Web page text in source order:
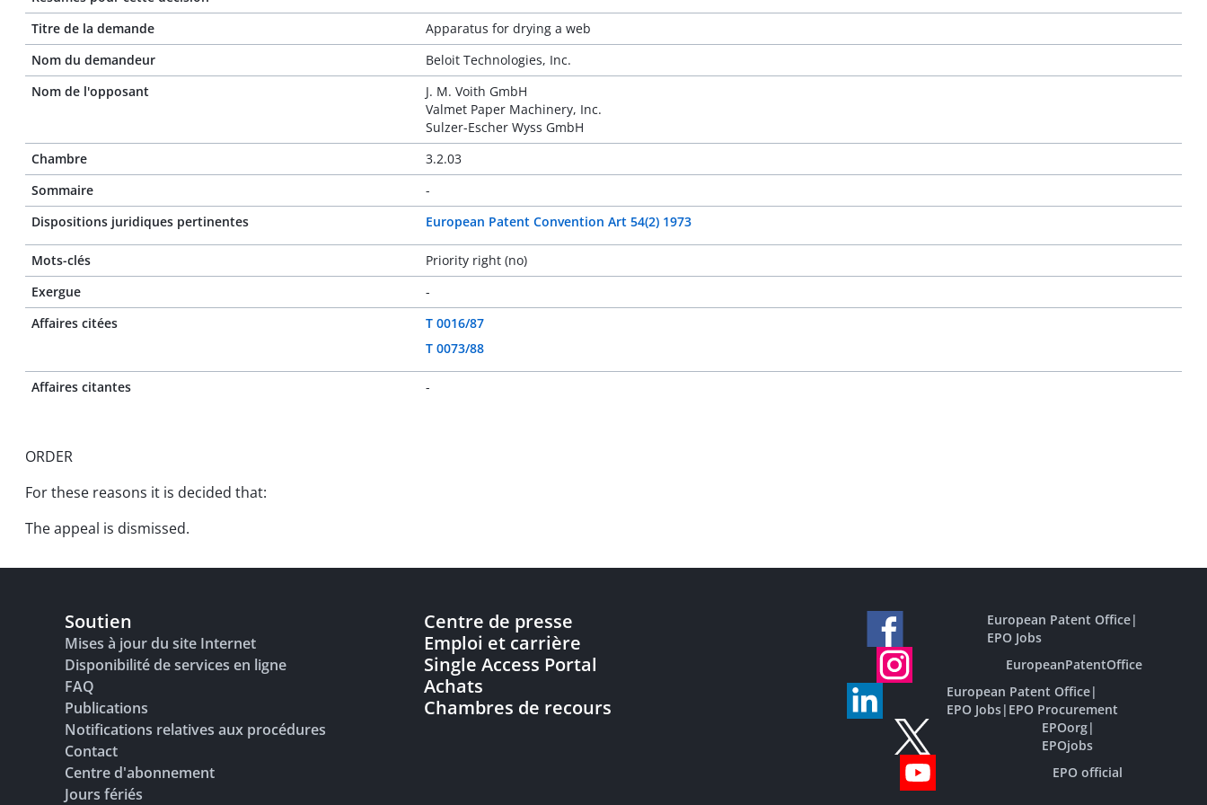
Titre de la demande
Apparatus for drying a web
Nom du demandeur
Beloit Technologies, Inc.
Nom de l'opposant
J. M. Voith GmbH
Valmet Paper Machinery, Inc.
Sulzer-Escher Wyss GmbH
Chambre
3.2.03
Sommaire
-
Dispositions juridiques pertinentes
European Patent Convention Art 54(2) 1973
Mots-clés
Priority right (no)
Exergue
-
Affaires citées
T 0016/87
T 0073/88
Affaires citantes -
ORDER
For these reasons it is decided that:
The appeal is dismissed.
Soutien
Mises à jour du site Internet
Disponibilité de services en ligne
FAQ
Publications
Notifications relatives aux procédures
Contact
Centre d'abonnement
Jours fériés
Centre de presse
Emploi et carrière
Single Access Portal
Achats
Chambres de recours
European Patent Office|
EPO Jobs
EuropeanPatentOffice
European Patent Office|
EPO Jobs| EPO Procurement
EPOorg|
EPOjobs
EPO official